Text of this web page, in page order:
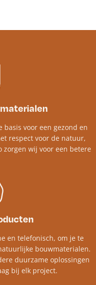
voor een gezond en
respect voor de natuur,
zorgen wij voor een betere
en telefonisch, om je te
bouwmaterialen.
duurzame oplossingen
bij elk project.​